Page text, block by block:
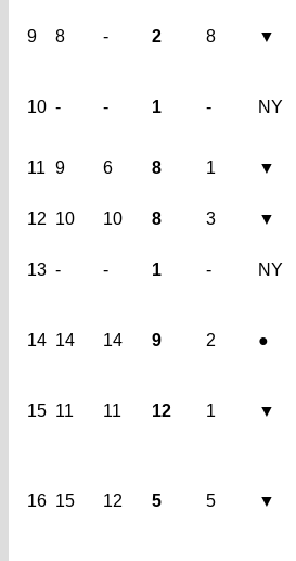
9 8 - 2 8 ▼
10 - - 1 - NY
11 9 6 8 1 ▼
12 10 10 8 3 ▼
13 - - 1 - NY
14 14 14 9 2 ●
15 11 11 12 1 ▼
16 15 12 5 5 ▼